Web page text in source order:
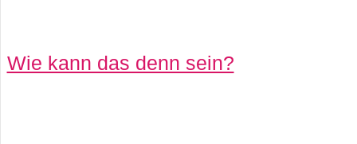
Wie kann das denn sein?